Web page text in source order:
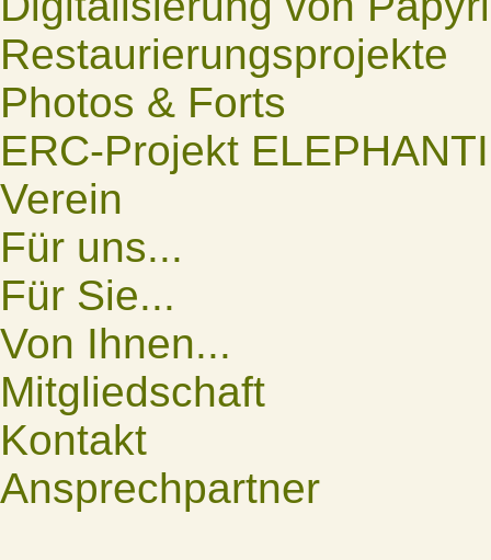
Restaurierungsprojekte
Photos & Forts
ERC-Projekt
Verein
Für uns...
Für Sie...
Von Ihnen...
Mitgliedschaft
Kontakt
Ansprechpartner